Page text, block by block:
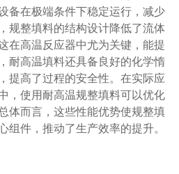
备在极端条件下稳定运行，减少
规整填料的结构设计降低了流体
在高温反应器中尤为关键，能提
耐高温填料还具备良好的化学惰
提高了过程的安全性。在实际应
，使用耐高温规整填料可以优化
体而言，这些性能优势使规整填
件，推动了生产效率的提升。